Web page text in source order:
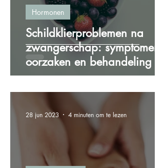
Schildklierproblemen na
zwangerschap: symptomen,
oorzaken en behandeling
Hormonen
28 jun 2023 4 minuten om te lezen